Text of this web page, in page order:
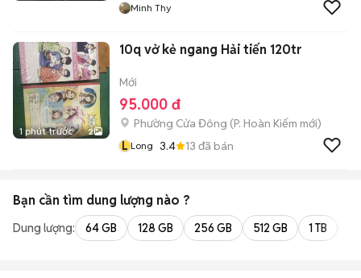
Minh Thy
1 phút trước 2
10q vở kẻ ngang Hải tiến 120tr
Mới
95.000 đ
Phường Cửa Đông (P. Hoàn Kiếm mới)
L Long 3.4 13 đã bán
Bạn cần tìm dung lượng nào ?
Dung lượng: 64 GB 128 GB 256 GB 512 GB 1 TB